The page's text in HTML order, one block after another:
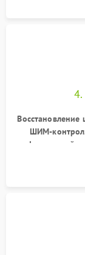
Восстановление
ШИМ-
инфракрасной
чипа и